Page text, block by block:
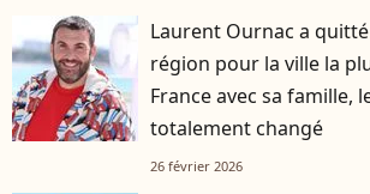
Laurent Ournac a
région pour la ville la
France avec sa famille,
totalement changé
26 février 2026